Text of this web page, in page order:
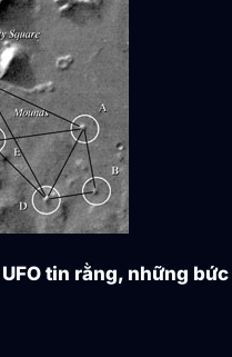
tin rằng, những